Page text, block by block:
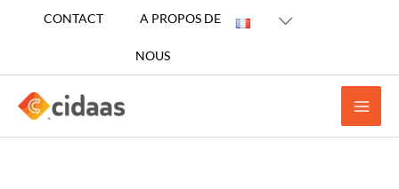
CONTACT A PROPOS DE
NOUS